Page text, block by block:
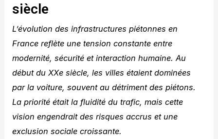
siècle
L’évolution des infrastructures piétonnes en
France reflète une tension constante entre
modernité, sécurité et interaction humaine. Au
début du XXe siècle, les villes étaient dominées
par la voiture, souvent au détriment des piétons.
La priorité était la fluidité du trafic, mais cette
vision engendrait des risques accrus et une
exclusion sociale croissante.